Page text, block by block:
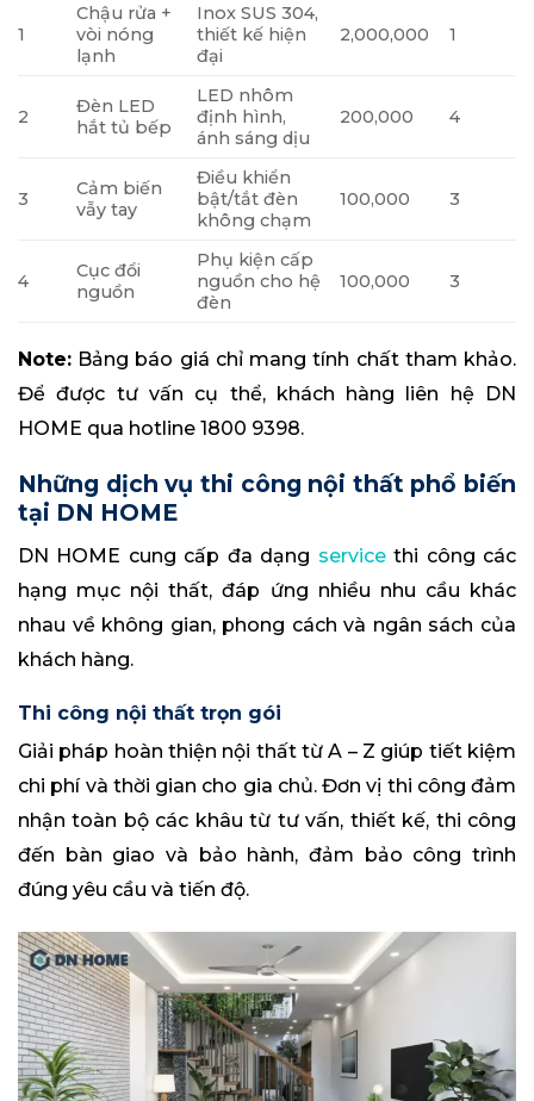
1
Chậu rửa +
vòi nóng
lạnh
Inox SUS 304,
thiết kế hiện
đại
2,000,000 1
2
Đèn LED
hắt tủ bếp
LED nhôm
định hình,
ánh sáng dịu
200,000 4
3
Cảm biến
vẫy tay
Điều khiển
bật/tắt đèn
không chạm
100,000 3
4
Cục đổi
nguồn
Phụ kiện cấp
nguồn cho hệ
đèn
100,000 3
Note: Bảng báo giá chỉ mang tính chất tham khảo.
Để được tư vấn cụ thể, khách hàng liên hệ DN
HOME qua hotline 1800 9398.
Những dịch vụ thi công nội thất phổ biến
tại DN HOME
DN HOME cung cấp đa dạng servicethi công các
hạng mục nội thất, đáp ứng nhiều nhu cầu khác
nhau về không gian, phong cách và ngân sách của
khách hàng.
Thi công nội thất trọn gói
Giải pháp hoàn thiện nội thất từ A – Z giúp tiết kiệm
chi phí và thời gian cho gia chủ. Đơn vị thi công đảm
nhận toàn bộ các khâu từ tư vấn, thiết kế, thi công
đến bàn giao và bảo hành, đảm bảo công trình
đúng yêu cầu và tiến độ.